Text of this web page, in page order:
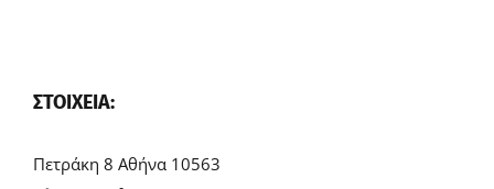
ΣΤΟΙΧΕΊΑ:
Πετράκη 8 Αθήνα 10563